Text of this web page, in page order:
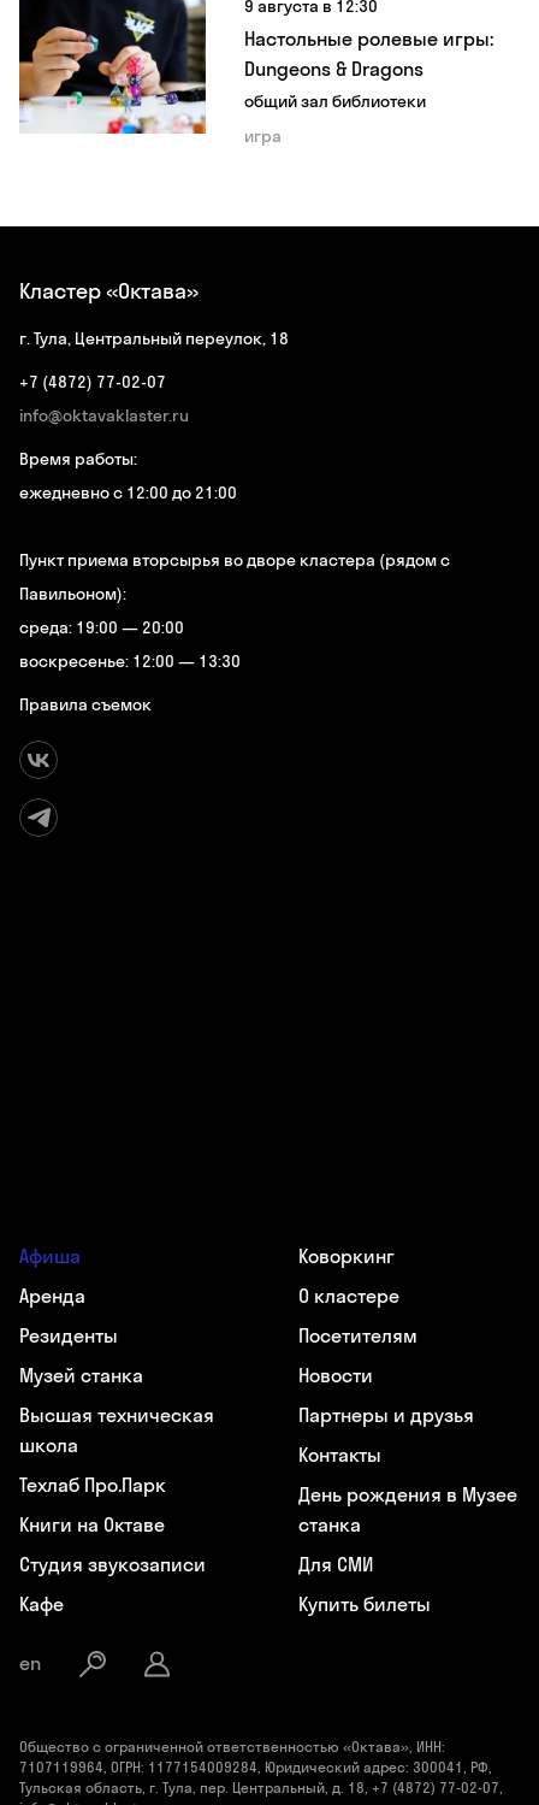
9 августа в 12:30
Настольные ролевые игры:
Dungeons & Dragons
общий зал библиотеки
игра
Кластер «Октава»
г. Тула, Центральный переулок, 18
+7 (4872) 77-02-07
info@oktavaklaster.ru
Время работы:
ежедневно с 12:00 до 21:00
Пункт приема вторсырья во дворе кластера (рядом с
Павильоном):
среда: 19:00 — 20:00
воскресенье: 12:00 — 13:30
Правила съемок
Афиша
Аренда
Резиденты
Музей станка
Высшая техническая
школа
Техлаб Про.Парк
Книги на Октаве
Студия звукозаписи
Кафе
Коворкинг
О кластере
Посетителям
Новости
Партнеры и друзья
Контакты
День рождения в Музее
станка
Для СМИ
Купить билеты
en
Общество с ограниченной ответственностью «Октава», ИНН:
7107119964, ОГРН: 1177154009284, Юридический адрес: 300041, РФ,
Тульская область, г. Тула, пер. Центральный, д. 18, +7 (4872) 77-02-07,